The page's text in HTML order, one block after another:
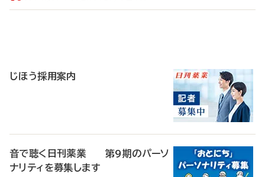
じほう採用案内
音で聴く日刊薬業 第9期のパーソ
ナリティを募集します